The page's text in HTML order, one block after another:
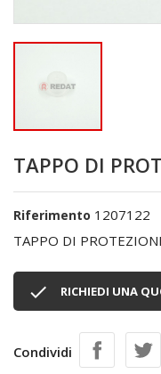
TAPPO DI
Riferimento 1207122
TAPPO DI
 RICHIEDI UNA
Condividi